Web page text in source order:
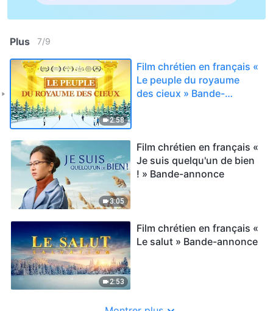
Plus 7/9
2:58
Film chrétien en français «
Le peuple du royaume
des cieux » Bande-
3:05
Film chrétien en français «
Je suis quelqu'un de bien
! » Bande-annonce
2:53
Film chrétien en français «
Le salut » Bande-annonce